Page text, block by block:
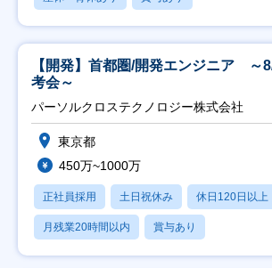
【開発】首都圏/開発エンジニア ～
考会～
パーソルクロステクノロジー株式会社
東京都
450万~1000万
正社員採用 土日祝休み 休日120日以上
月残業20時間以内 賞与あり